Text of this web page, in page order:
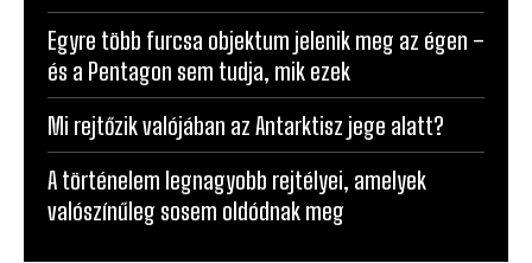
Egyre több furcsa objektum jelenik meg az égen –
és a Pentagon sem tudja, mik ezek
Mi rejtőzik valójában az Antarktisz jege alatt?
A történelem legnagyobb rejtélyei, amelyek
valószínűleg sosem oldódnak meg